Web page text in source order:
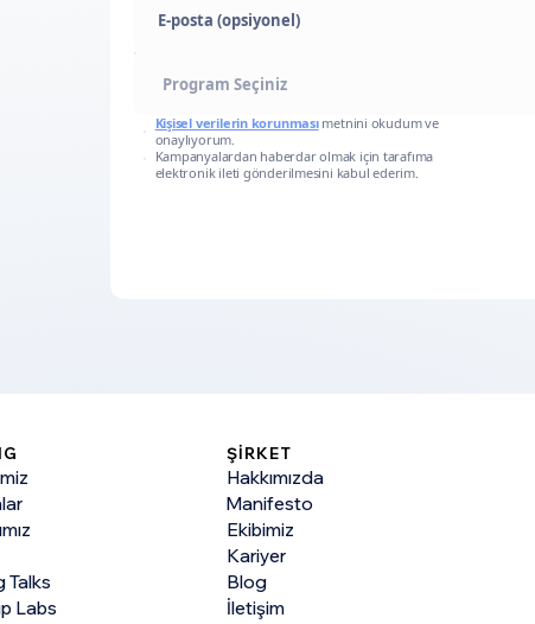
E-posta (opsiyonel)
Kişisel verilerin korunmasımetnini okudum ve
onaylıyorum.
Kampanyalardan haberdar olmak için tarafıma
elektronik ileti gönderilmesini kabul ederim.
Talks
Labs
ŞİRKET
Hakkımızda
Manifesto
Ekibimiz
Kariyer
Blog
İletişim